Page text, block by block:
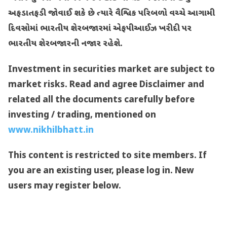
અફડાતફડી જોવાઈ શકે છે ત્યારે વૈશ્વિક પરિબળો વચ્ચે આગામી
દિવસોમાં ભારતીય શેરબજારમાં એફપીઆઈઝ ખરીદી પર
ભારતીય શેરબજારની નજાર રહેશે.
Investment in securities market are subject to
market risks. Read and agree Disclaimer and
related all the documents carefully before
investing / trading, mentioned on
www.nikhilbhatt.in
This content is restricted to site members. If
you are an existing user, please log in. New
users may register below.